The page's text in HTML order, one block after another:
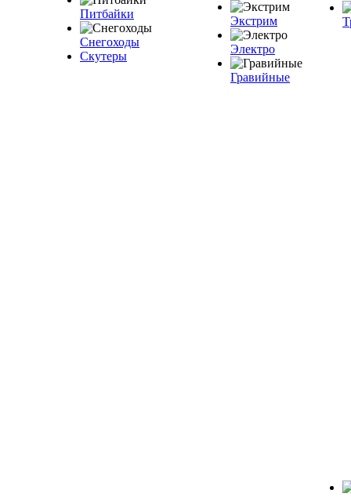
Питбайки
Снегоходы
Скутеры
Экстрим
Электро
Гравийные